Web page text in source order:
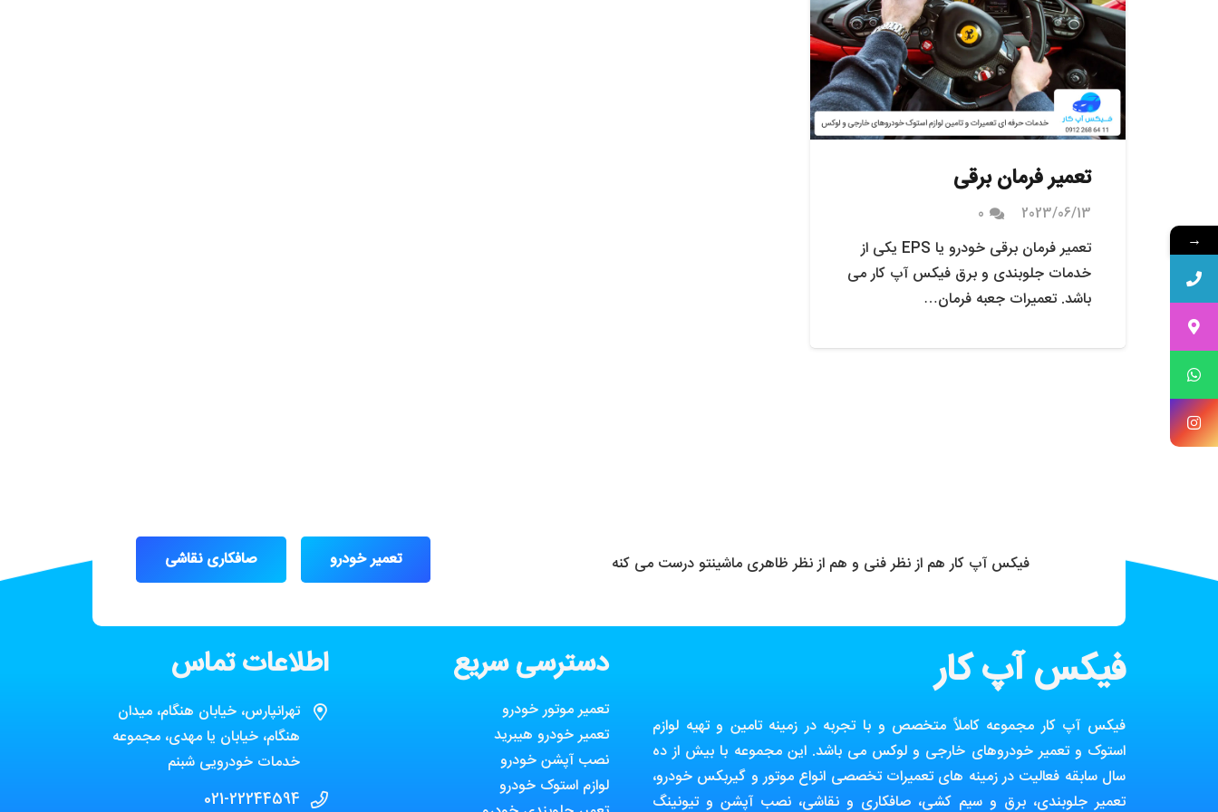
تعمیر فرمان برقی
2023/06/13
0
تعمیر فرمان برقی خودرو یا EPS یکی از
خدمات جلوبندی و برق فیکس آپ کار می
باشد. تعمیرات جعبه فرمان…
فیکس آپ کار هم از نظر فنی و هم از نظر ظاهری ماشینتو درست می کنه تعمیر خودرو صافکاری نقاشی
فیکس آپ کار
فیکس آپ کار مجموعه کاملاً متخصص و با تجربه در زمینه تامین و تهیه لوازم
استوک و تعمیر خودروهای خارجی و لوکس می باشد. این مجموعه با بیش از ده
سال سابقه فعالیت در زمینه های تعمیرات تخصصی انواع موتور و گیربکس خودرو،
تعمیر جلوبندی، برق و سیم کشی، صافکاری و نقاشی، نصب آپشن و تیونینگ
دسترسی سریع
تعمیر موتور خودرو
تعمیر خودرو هیبرید
نصب آپشن خودرو
لوازم استوک خودرو
اطلاعات تماس
تهرانپارس، خیابان هنگام، میدان
هنگام، خیابان یا مهدی، مجموعه
خدمات خودرویی شبنم
021-22244594
→